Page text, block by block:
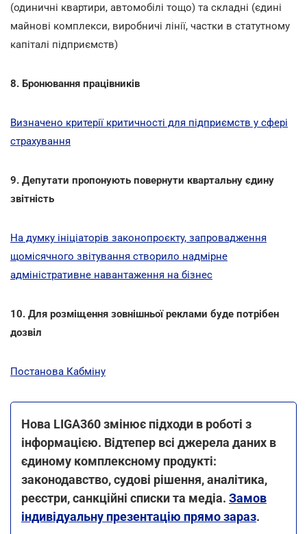
(одиничні квартири, автомобілі тощо) та складні (єдині
майнові комплекси, виробничі лінії, частки в статутному
капіталі підприємств)
8. Бронювання працівників
Визначено критерії критичності для підприємств у сфері
страхування
9. Депутати пропонують повернути квартальну єдину
звітність
На думку ініціаторів законопроєкту, запровадження
щомісячного звітування створило надмірне
адміністративне навантаження на бізнес
10. Для розміщення зовнішньої реклами буде потрібен
дозвіл
Постанова Кабміну
Нова LIGA360 змінює підходи в роботі з
інформацією. Відтепер всі джерела даних в
єдиному комплексному продукті:
законодавство, судові рішення, аналітика,
реєстри, санкційні списки та медіа. Замов
індивідуальну презентацію прямо зараз.